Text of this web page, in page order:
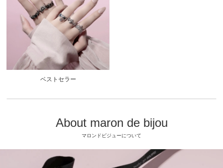
ベストセラー
About maron de bijou
マロンドビジューについて